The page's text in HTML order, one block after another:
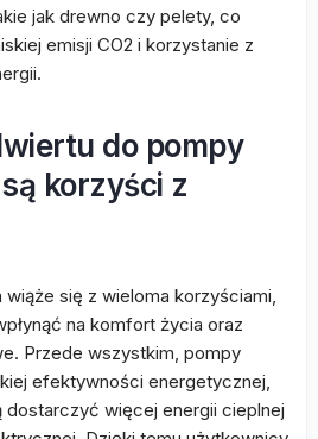
jak drewno czy pelety, co
emisji CO2 i korzystanie z
do pompy
korzyści z
wiąże się z wieloma korzyściami,
na komfort życia oraz
Przede wszystkim, pompy
efektywności energetycznej,
więcej energii cieplnej